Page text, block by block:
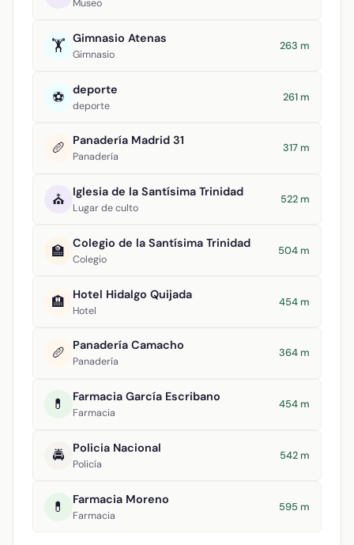
Museo
🏋️ Gimnasio Atenas
Gimnasio
263 m
⚽ deporte
deporte
261 m
🥖 Panadería Madrid 31
Panadería
317 m
⛪ Iglesia de la Santísima Trinidad
Lugar de culto
522 m
🏫 Colegio de la Santísima Trinidad
Colegio
504 m
🏨 Hotel Hidalgo Quijada
Hotel
454 m
🥖 Panadería Camacho
Panadería
364 m
💊 Farmacia García Escribano
Farmacia
454 m
🚔 Policia Nacional
Policía
542 m
💊 Farmacia Moreno
Farmacia
595 m